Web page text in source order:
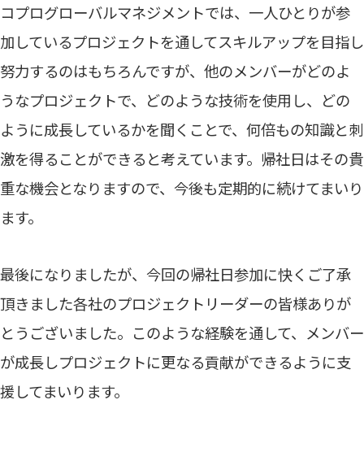
コプログローバルマネジメントでは、一人ひとりが参
加しているプロジェクトを通してスキルアップを目指し
努力するのはもちろんですが、他のメンバーがどのよ
うなプロジェクトで、どのような技術を使用し、どの
ように成長しているかを聞くことで、何倍もの知識と刺
激を得ることができると考えています。帰社日はその貴
重な機会となりますので、今後も定期的に続けてまいり
ます。
最後になりましたが、今回の帰社日参加に快くご了承
頂きました各社のプロジェクトリーダーの皆様ありが
とうございました。このような経験を通して、メンバー
が成長しプロジェクトに更なる貢献ができるように支
援してまいります。